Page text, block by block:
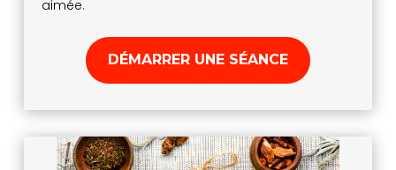
aimée.
DÉMARRER UNE SÉANCE